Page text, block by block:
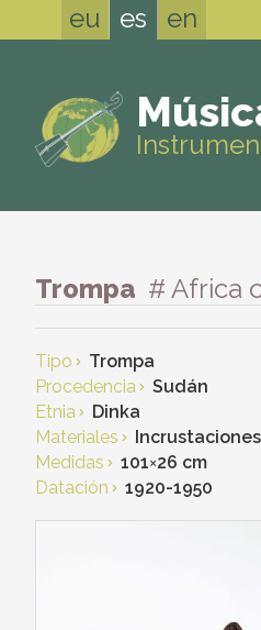
eu es en
Trompa # Africa
Tipo
Trompa
Procedencia
Sudán
Etnia
Dinka
Materiales
Medidas
101×26 cm
Datación
1920-1950